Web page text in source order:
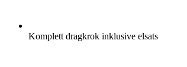
Komplett dragkrok inklusive elsats